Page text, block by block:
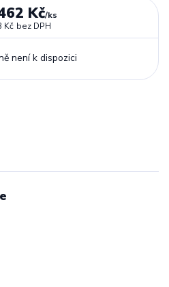
Kč/ks
Kč bez DPH
není k dispozici